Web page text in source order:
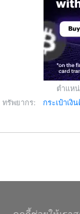
ตำแห
ทรัพยากร: กระเป๋าเงิ